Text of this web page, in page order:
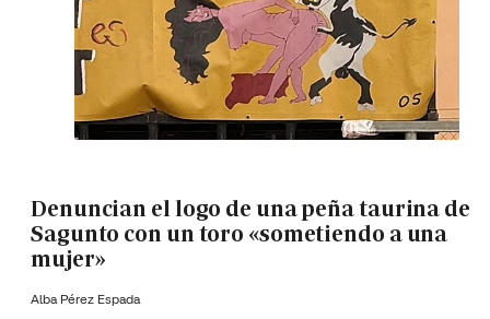
Denuncian el logo de una peña taurina de
Sagunto con un toro «sometiendo a una
mujer»
Alba Pérez Espada